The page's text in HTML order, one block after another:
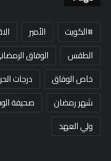
#الكويت الأمير
الطقس
الوفاق
خاص الوفاق
درجات
شهر رمضان
صحيفة
ولي العهد